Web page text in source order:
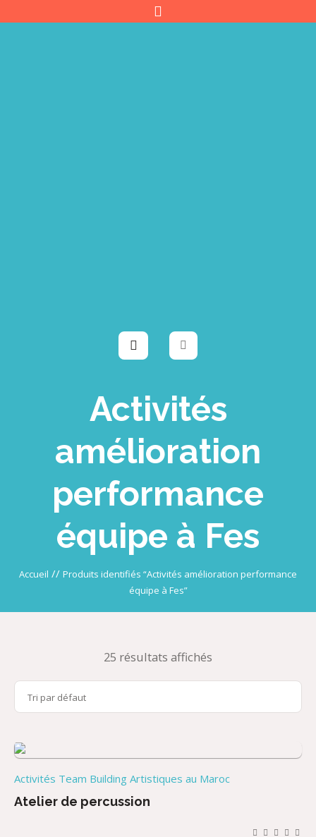
Activités
amélioration
performance
équipe à Fes
Accueil // Produits identifiés “Activités amélioration performance
équipe à Fes”
25 résultats affichés
Activités Team Building Artistiques au Maroc
Atelier de percussion